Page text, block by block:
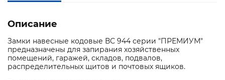
Описание
Замки навесные кодовые ВС 944 серии "ПРЕМИУМ"
предназначены для запирания хозяйственных
помещений, гаражей, складов, подвалов,
распределительных щитов и почтовых ящиков.